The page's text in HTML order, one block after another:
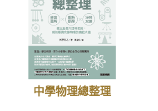
中學物理總整理